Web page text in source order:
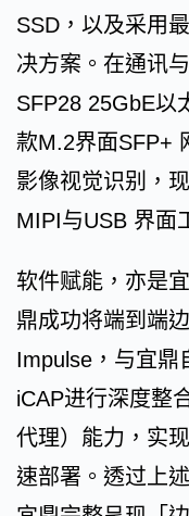
SSD，以及采用
决方案。在通讯
SFP28 25GbE以
款M.2界面SFP+
影像视觉识别，
MIPI与USB 界面
软件赋能，亦是
鼎成功将端到端
Impulse，与宜鼎
iCAP进行深度整
代理）能力，实
速部署。透过上